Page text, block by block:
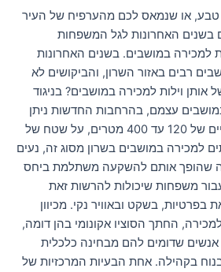
טבע, או שנמאס לכם מהערפיח של העיר
בשנים האחרונות לגל המשפחות
למכירה במושבים. בשנים האחרונות
רבים באזור השרון, והביקושים לא
וילות למכירה במושבים? בניגוד
עצמם, בהרחבות החדשות ניתן
למצוא וילות ובתים פרטיים של 120 עד 400 מטרים, על שטח של
למכירה במושבים בשרון מסוג זה, נעים
ש"ח, מה שהופך אותם להשקעה משתלמת ביחס
משפחות שיכולות להרשות זאת
בפרטיות, בשקט ובאוויר נקי. מכיוון
החתך הסוציו אקונומי בהן דומה,
אנשים שדומים להם מבחינה כלכלית
בנוח בקהילה. אחת הבעיות המרכזיות של